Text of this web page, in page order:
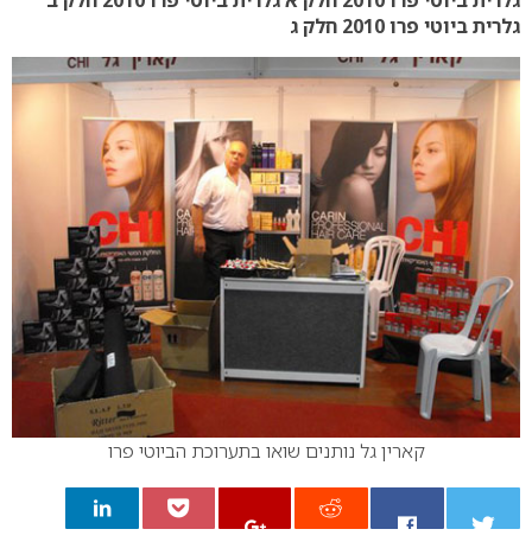
גלרית ביוטי פרו 2010 חלק ג
קארין גל נותנים שואו בתערוכת הביוטי פרו